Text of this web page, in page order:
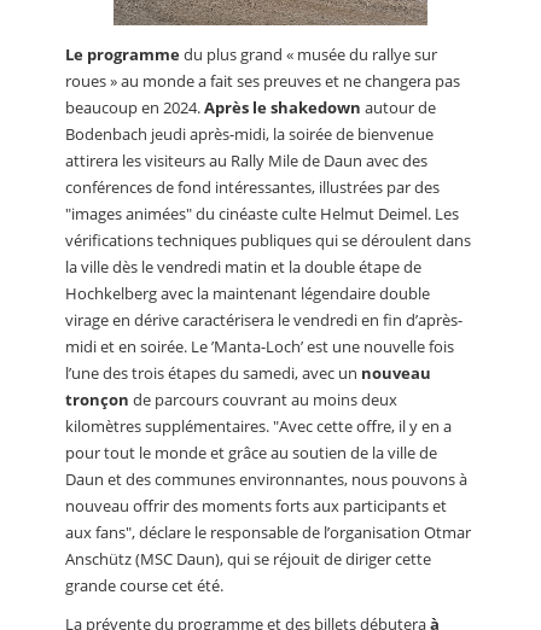
Le programmedu plus grand « musée du rallye sur
roues » au monde a fait ses preuves et ne changera pas
beaucoup en 2024.Après le shakedown autour de
Bodenbach jeudi après-midi, la soirée de bienvenue
attirera les visiteurs au Rally Mile de Daun avec des
conférences de fond intéressantes, illustrées par des
"images animées" du cinéaste culte Helmut Deimel. Les
vérifications techniques publiques qui se déroulent dans
la ville dès le vendredi matin et la double étape de
Hochkelberg avec la maintenant légendaire double
virage en dérive caractérisera le vendredi en fin d’après-
midi et en soirée. Le ’Manta-Loch’ est une nouvelle fois
l’une des trois étapes du samedi, avec un nouveau
tronçon de parcours couvrant au moins deux
kilomètres supplémentaires. "Avec cette offre, il y en a
pour tout le monde et grâce au soutien de la ville de
Daun et des communes environnantes, nous pouvons à
nouveau offrir des moments forts aux participants et
aux fans", déclare le responsable de l’organisation Otmar
Anschütz (MSC Daun), qui se réjouit de diriger cette
grande course cet été.
La prévente du programme et des billets débuteraà